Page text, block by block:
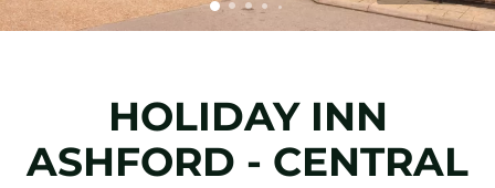
HOLIDAY INN
ASHFORD - CENTRAL